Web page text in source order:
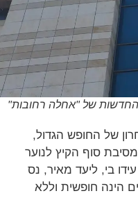
של "אחלה רחובות"
של החופש הגדול,
ה-30.8.2023, במסיבת סוף הקיץ לנוער
ליעד מאיר, נס
חופשית וללא